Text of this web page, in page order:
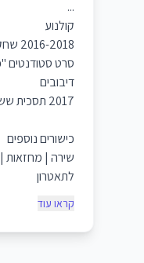
...
קולנוע
2016-2018 שחקנית בעבודות ובתרגילים של סם שפיגל,
סרט סטודנטים
דיבובים
2017 תסכית ששורד ברדיו, סינדרלה
כישורים נוספים
שירה | מחזאות |
לתאטרון
קראו עוד